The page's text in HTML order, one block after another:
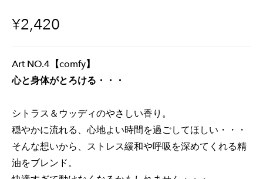
¥2,420
Art NO.4【comfy】
心と身体がとろける・・・
シトラス＆ウッディのやさしい香り。
穏やかに流れる、心地よい時間を過ごしてほしい・・・
そんな想いから、ストレス緩和や呼吸を深めてくれる精
油をブレンド。